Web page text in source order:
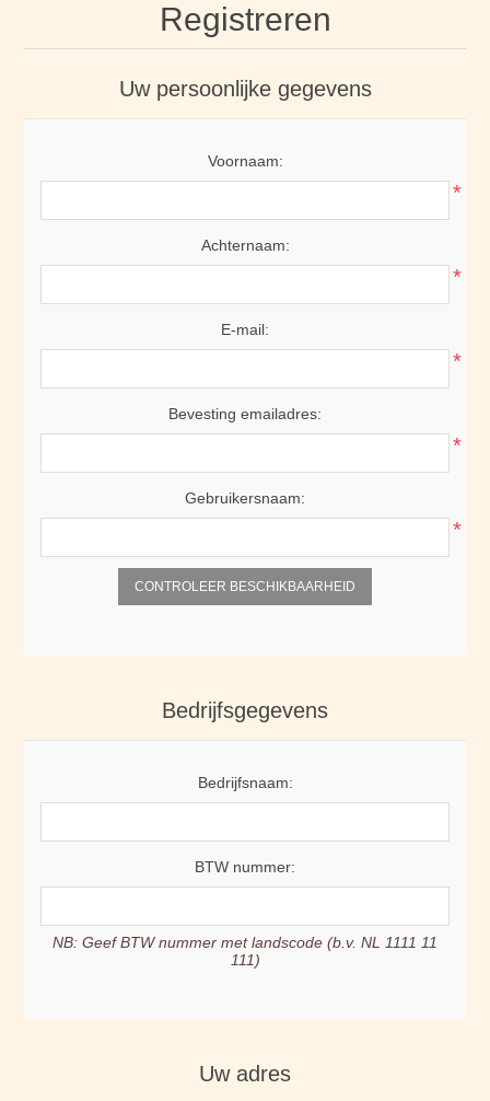
Registreren
Uw persoonlijke gegevens
Voornaam:
*
Achternaam:
*
E-mail:
*
Bevesting emailadres:
*
Gebruikersnaam:
*
CONTROLEER BESCHIKBAARHEID
Bedrijfsgegevens
Bedrijfsnaam:
BTW nummer:
NB: Geef BTW nummer met landscode (b.v. NL 1111 11
111)
Uw adres